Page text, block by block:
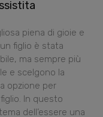
piena di gioie e
figlio è stata
ma sempre più
e scelgono la
opzione per
In questo
dell’essere una